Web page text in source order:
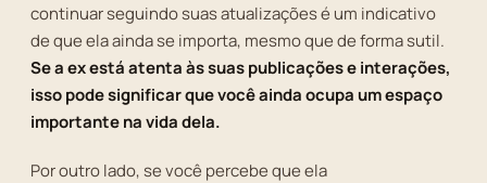
continuar seguindo suas atualizações é um indicativo
de que ela ainda se importa, mesmo que de forma sutil.
Se a ex está atenta às suas publicações e interações,
isso pode significar que você ainda ocupa um espaço
importante na vida dela.
Por outro lado, se você percebe que ela